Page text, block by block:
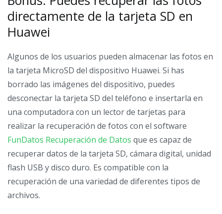
directamente de la tarjeta SD en
Huawei
Algunos de los usuarios pueden almacenar las fotos en
la tarjeta MicroSD del dispositivo Huawei. Si has
borrado las imágenes del dispositivo, puedes
desconectar la tarjeta SD del teléfono e insertarla en
una computadora con un lector de tarjetas para
realizar la recuperación de fotos con el software
FunDatos Recuperación de Datos que es capaz de
recuperar datos de la tarjeta SD, cámara digital, unidad
flash USB y disco duro. Es compatible con la
recuperación de una variedad de diferentes tipos de
archivos.